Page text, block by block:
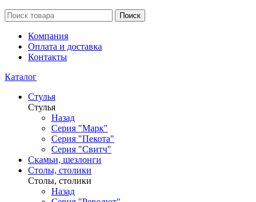
Поиск
Компания
Оплата и доставка
Контакты
Каталог
Стулья
Стулья
Назад
Серия "Марк"
Серия "Пекота"
Серия "Свитч"
Скамьи, шезлонги
Столы, столики
Столы, столики
Назад